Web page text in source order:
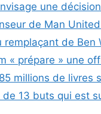
une
de Man
remplaçant de Ben
« prépare » une
millions de livres
13 buts qui est